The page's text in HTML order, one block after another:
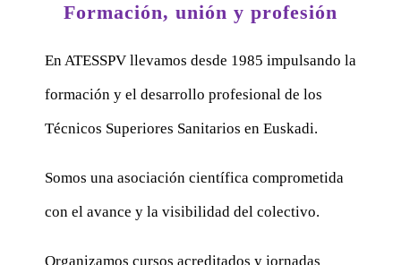
Formación, unión y profesión
En ATESSPV llevamos desde 1985 impulsando la
formación y el desarrollo profesional de los
Técnicos Superiores Sanitarios en Euskadi.
Somos una asociación científica comprometida
con el avance y la visibilidad del colectivo.
Organizamos cursos acreditados y jornadas